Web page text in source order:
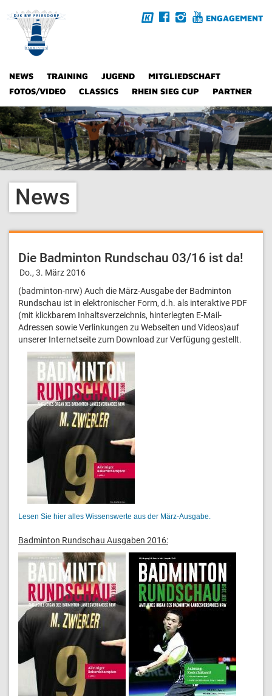
ENGAGEMENT
NEWS TRAINING JUGEND
MITGLIEDSCHAFT
FOTOS/VIDEO
CLASSICS RHEIN SIEG CUP PARTNER
News
Die Badminton Rundschau 03/16 ist da!
Do., 3. März 2016
(badminton-nrw) Auch die März-Ausgabe der Badminton
Rundschau ist in elektronischer Form, d.h. als interaktive PDF
(mit klickbarem Inhaltsverzeichnis, hinterlegten E-Mail-
Adressen sowie Verlinkungen zu Webseiten und Videos)auf
unserer Internetseite zum Download zur Verfügung gestellt.
Lesen Sie hier alles Wissenswerte aus der März-Ausgabe.
Badminton Rundschau Ausgaben 2016: